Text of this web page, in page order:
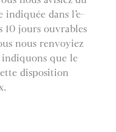
indiquée dans l’e-
10 jours ouvrables
nous renvoyiez
indiquons que le
disposition